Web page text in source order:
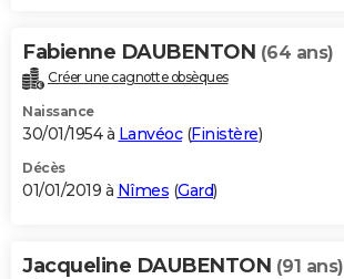
Fabienne DAUBENTON (64 ans)
Créer une cagnotte obsèques
Naissance
30/01/1954 à Lanvéoc(Finistère)
Décès
01/01/2019 à Nîmes (Gard)
Jacqueline DAUBENTON (91 ans)